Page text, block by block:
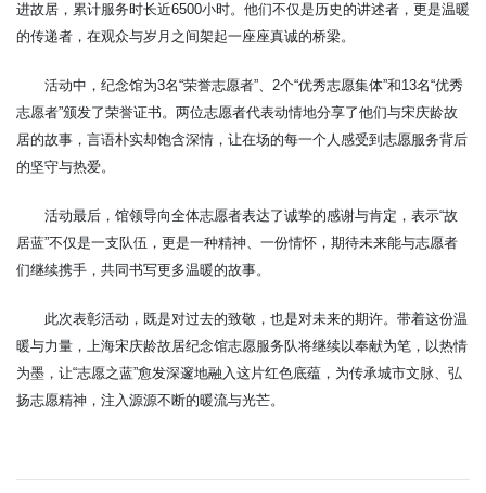
进故居，累计服务时长近6500小时。他们不仅是历史的讲述者，更是温暖
的传递者，在观众与岁月之间架起一座座真诚的桥梁。
活动中，纪念馆为3名“荣誉志愿者”、2个“优秀志愿集体”和13名“优秀
志愿者”颁发了荣誉证书。两位志愿者代表动情地分享了他们与宋庆龄故
居的故事，言语朴实却饱含深情，让在场的每一个人感受到志愿服务背后
的坚守与热爱。
活动最后，馆领导向全体志愿者表达了诚挚的感谢与肯定，表示“故
居蓝”不仅是一支队伍，更是一种精神、一份情怀，期待未来能与志愿者
们继续携手，共同书写更多温暖的故事。
此次表彰活动，既是对过去的致敬，也是对未来的期许。带着这份温
暖与力量，上海宋庆龄故居纪念馆志愿服务队将继续以奉献为笔，以热情
为墨，让“志愿之蓝”愈发深邃地融入这片红色底蕴，为传承城市文脉、弘
扬志愿精神，注入源源不断的暖流与光芒。